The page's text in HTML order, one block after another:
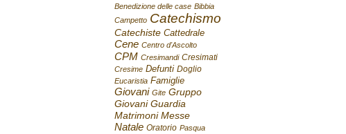
Benedizione delle case Bibbia
Campetto Catechismo
Catechiste Cattedrale
Cene Centro d'Ascolto
CPM Cresimandi Cresimati
Cresime Defunti Doglio
Eucaristia Famiglie
Giovani Gite Gruppo
Giovani Guardia
Matrimoni Messe
Natale Oratorio Pasqua